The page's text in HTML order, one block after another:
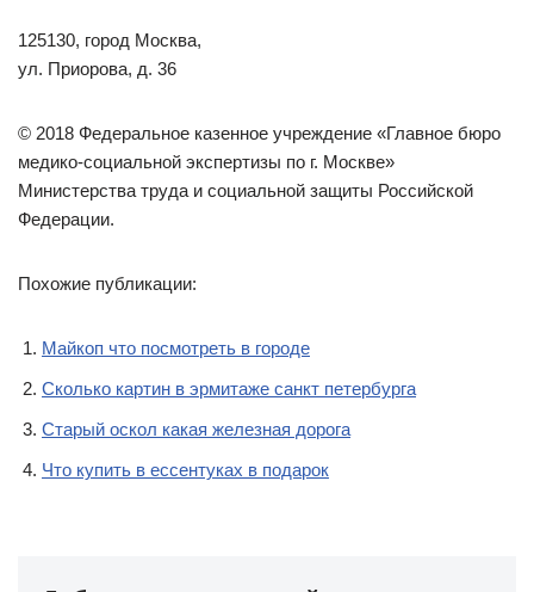
125130, город Москва,
ул. Приорова, д. 36
© 2018 Федеральное казенное учреждение «Главное бюро
медико-социальной экспертизы по г. Москве»
Министерства труда и социальной защиты Российской
Федерации.
Похожие публикации:
Майкоп что посмотреть в городе
Сколько картин в эрмитаже санкт петербурга
Старый оскол какая железная дорога
Что купить в ессентуках в подарок